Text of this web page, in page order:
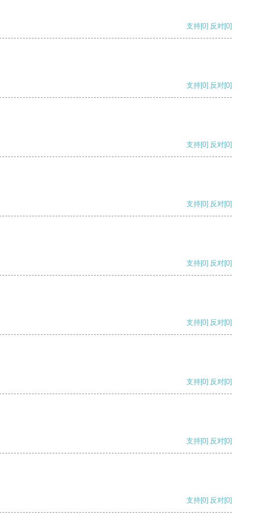
支持[0] 反对[0]
支持[0] 反对[0]
支持[0] 反对[0]
支持[0] 反对[0]
支持[0] 反对[0]
支持[0] 反对[0]
支持[0] 反对[0]
支持[0] 反对[0]
支持[0] 反对[0]